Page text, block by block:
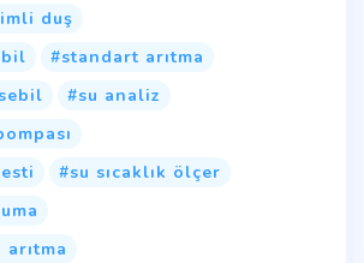
duş
standart arıtma
su analiz
su sıcaklık ölçer